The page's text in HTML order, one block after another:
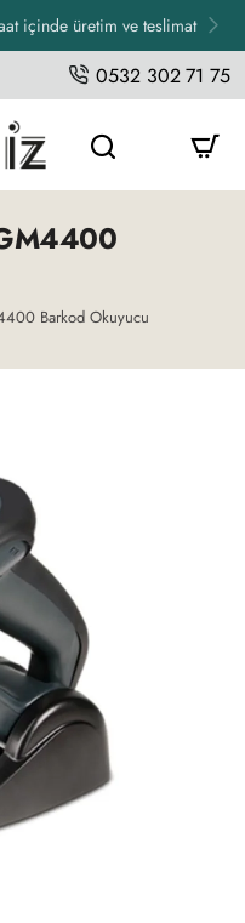
içinde üretim ve teslimat
0532 302 71 75
Barkod Okuyucu